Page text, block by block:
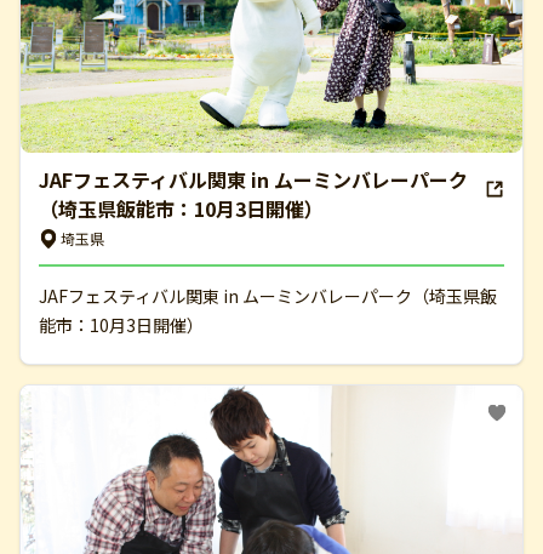
JAFフェスティバル関東 in ムーミンバレーパーク
（埼玉県飯能市：10月3日開催）
埼玉県
JAFフェスティバル関東 in ムーミンバレーパーク（埼玉県飯
能市：10月3日開催）